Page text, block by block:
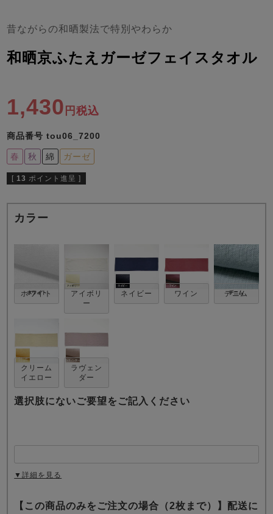
春 夏 秋
売れ筋ランキング
- Item Ranking -
すべての季節のパジャマ一覧はこちら
すべてのキッ
パジャマ
ボーイズ半袖
単品
ガールズ
ズボ
ン単品
ボーイズ上着
ボーイズズボ
ン単品
すべてのデザインのパジャマ一覧はこちら
昔ながらの和晒製法で特別やわらか
和晒京ふたえガーゼフェイスタオル
1,430 税込
商品番号 tou06_7200
春 秋 綿 ガーゼ
[ 13 ポイント進呈 ]
カラー
ホワイト
アイボリ
ー
ネイビー ワイン デニム
クリーム
イエロー
ラヴェン
ダー
選択肢にないご要望をご記入ください
▼詳細を見る
【この商品のみをご注文の場合（2枚まで）】配送に